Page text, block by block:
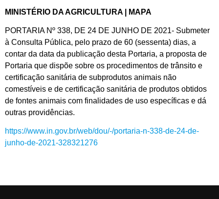
MINISTÉRIO DA AGRICULTURA | MAPA
PORTARIA Nº 338, DE 24 DE JUNHO DE 2021- Submeter
à Consulta Pública, pelo prazo de 60 (sessenta) dias, a
contar da data da publicação desta Portaria, a proposta de
Portaria que dispõe sobre os procedimentos de trânsito e
certificação sanitária de subprodutos animais não
comestíveis e de certificação sanitária de produtos obtidos
de fontes animais com finalidades de uso específicas e dá
outras providências.
https://www.in.gov.br/web/dou/-/portaria-n-338-de-24-de-
junho-de-2021-328321276